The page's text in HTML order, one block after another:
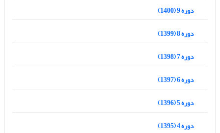
دوره 9 (1400)
دوره 8 (1399)
دوره 7 (1398)
دوره 6 (1397)
دوره 5 (1396)
دوره 4 (1395)